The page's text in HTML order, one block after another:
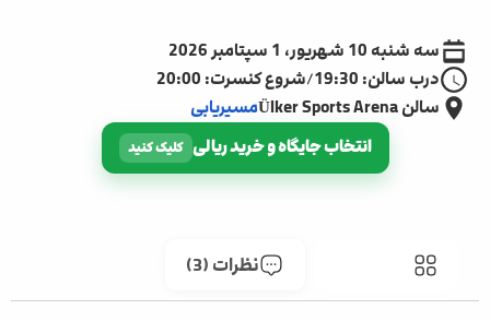
مشتری
سه شنبه 10 شهریور، 1 سپتامبر 2026
درب سالن: 19:30
/شروع کنسرت: 20:00
سالن Ülker Sports Arena
مسیریابی
انتخاب جایگاه و خرید ریالی کلیک کنید
نظرات (3)